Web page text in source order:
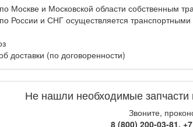
Москве и Московской области собственным
по России и СНГ осуществляется
доставки (по договоренности)
Не нашли необходимые
Звоните,
8 (800) 200-03-81,